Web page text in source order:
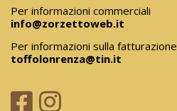
Per informazioni commerciali
info@zorzettoweb.it
Per informazioni sulla fatturazione
toffolonrenza@tin.it